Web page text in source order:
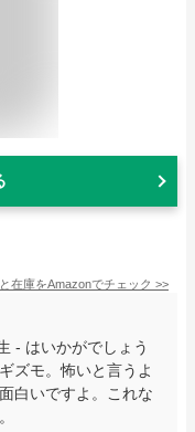
在庫をAmazonでチェック >>
- はいかがでしょう
ズモ。怖いと言うよ
白いですよ。これな